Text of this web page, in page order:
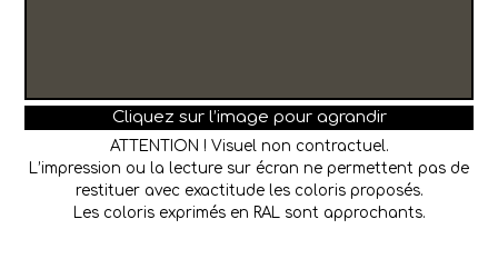
Cliquez sur l’image pour agrandir
ATTENTION ! Visuel non contractuel.
L’impression ou la lecture sur écran ne permettent pas de
restituer avec exactitude les coloris proposés.
Les coloris exprimés en RAL sont approchants.